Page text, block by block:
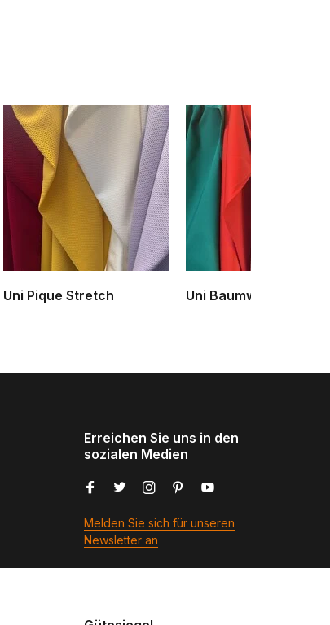
Uni Pique Stretch Uni Baumwolle
Erreichen Sie uns in den
sozialen Medien
Melden Sie sich für unseren
Newsletter an